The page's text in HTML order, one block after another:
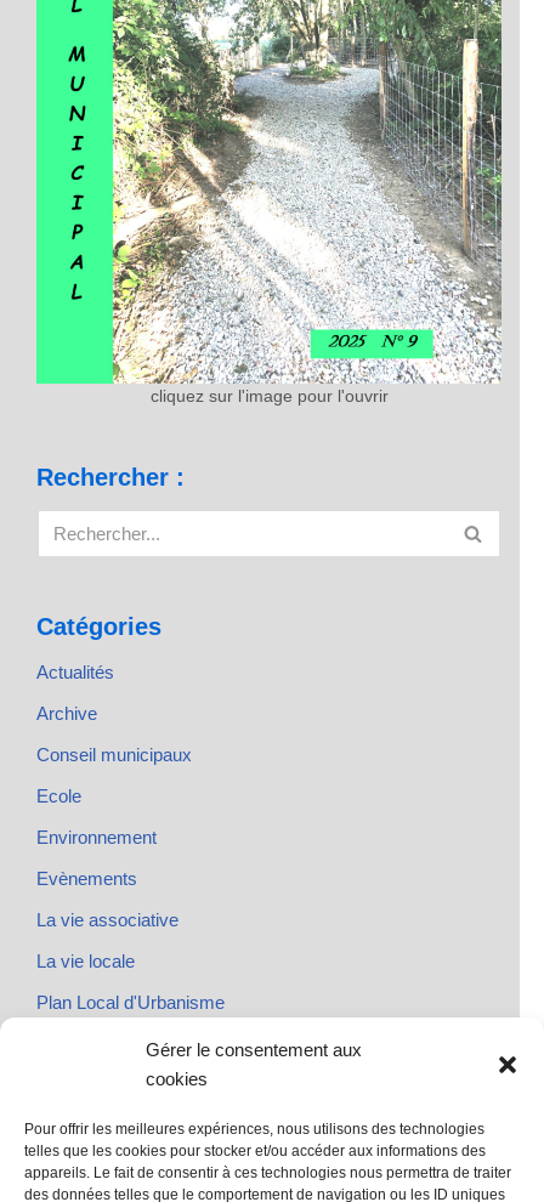
Gérer le consentement aux
cookies
Pour offrir les meilleures expériences, nous utilisons des technologies
telles que les cookies pour stocker et/ou accéder aux informations des
appareils. Le fait de consentir à ces technologies nous permettra de traiter
des données telles que le comportement de navigation ou les ID uniques
cliquez sur l'image pour l'ouvrir
Rechercher :
Catégories
Actualités
Archive
Conseil municipaux
Ecole
Environnement
Evènements
La vie associative
La vie locale
Plan Local d'Urbanisme